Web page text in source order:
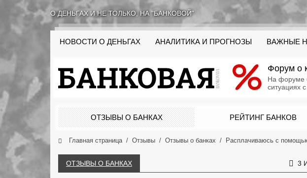
О ДЕНЬГАХ И НЕ ТОЛЬКО, НА "БАНКОВОЙ"
НОВОСТИ О ДЕНЬГАХ АНАЛИТИКА И ПРОГНОЗЫ ВАЖНЫЕ
Форум о
На форуме
ситуациях
ОТЗЫВЫ О БАНКАХ РЕЙТИНГ БАНКОВ
Главная страница Отзывы Отзывы о банках Расплачиваюсь с
ОТЗЫВЫ О БАНКАХ 3